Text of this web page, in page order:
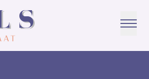
Vergeet de aangifte erfbelasting niet